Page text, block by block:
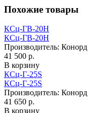
Похожие товары
КСц-ГВ-20H
КСц-ГВ-20H
Производитель: Конорд
41 500 р.
В корзину
КСц-Г-25S
КСц-Г-25S
Производитель: Конорд
41 650 р.
В корзину